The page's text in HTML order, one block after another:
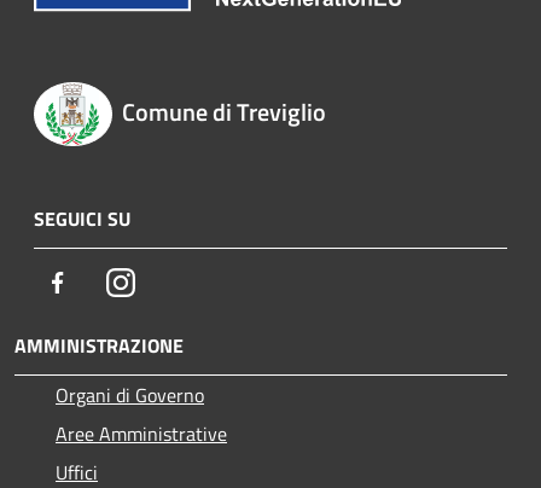
Comune di Treviglio
SEGUICI SU
FacebookInstagram
AMMINISTRAZIONE
Organi di Governo
Aree Amministrative
Uffici